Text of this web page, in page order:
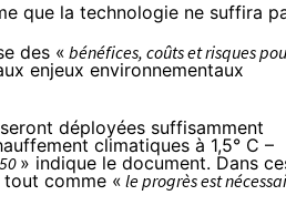
que la technologie ne suffira
des «bénéfices, coûts et risques
enjeux environnementaux
déployées suffisamment
climatiques à 1,5° C –
» indique le document. Dans
tout comme «le progrès est